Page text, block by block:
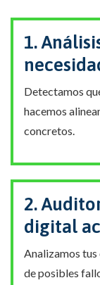
1.
Detectamos
hacemos
concretos.
2.
digital
Analizamos
de posibles